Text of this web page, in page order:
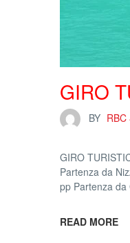
GIRO
BY RBC
GIRO
Partenza da
pp Partenza
READ MORE